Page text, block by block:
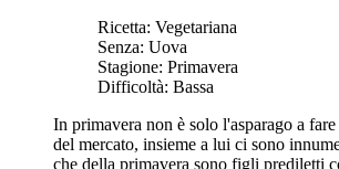
Ricetta: Vegetariana
Senza: Uova
Stagione: Primavera
Difficoltà: Bassa
In primavera non è solo l'asparago a
del mercato, insieme a lui ci sono
che della primavera sono figli prediletti